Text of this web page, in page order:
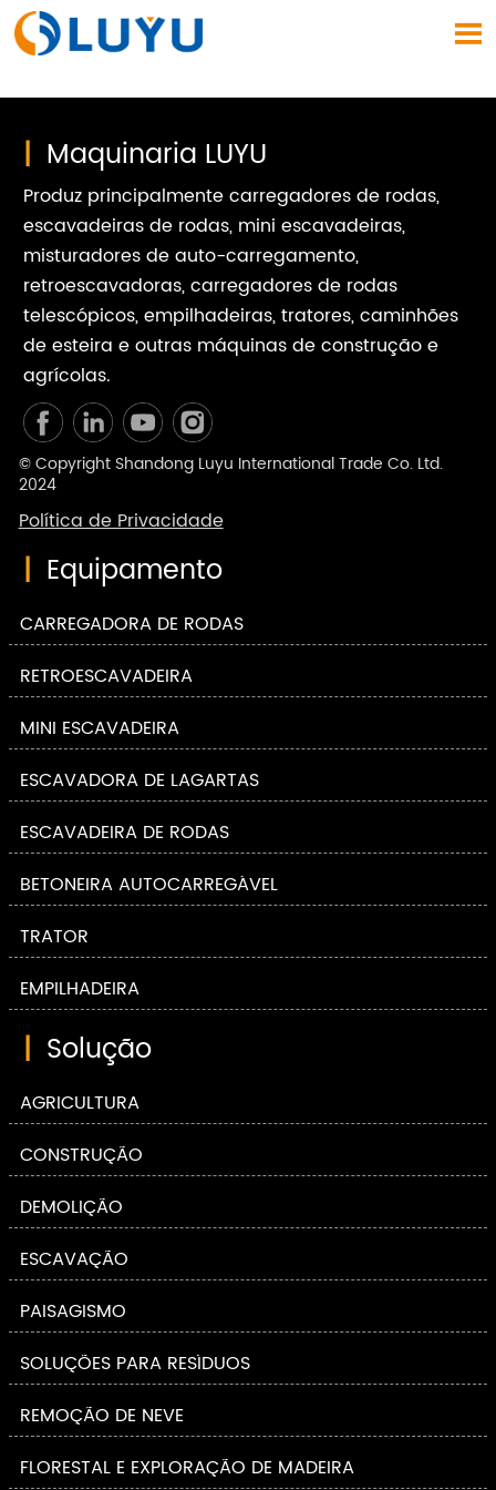

| Maquinaria LUYU
Produz principalmente carregadores de rodas,
escavadeiras de rodas, mini escavadeiras,
misturadores de auto-carregamento,
retroescavadoras, carregadores de rodas
telescópicos, empilhadeiras, tratores, caminhões
de esteira e outras máquinas de construção e
agrícolas.
© Copyright Shandong Luyu International Trade Co. Ltd.
2024
Política de Privacidade
| Equipamento
CARREGADORA DE RODAS
RETROESCAVADEIRA
MINI ESCAVADEIRA
ESCAVADORA DE LAGARTAS
ESCAVADEIRA DE RODAS
BETONEIRA AUTOCARREGÁVEL
TRATOR
EMPILHADEIRA
| Solução
AGRICULTURA
CONSTRUÇÃO
DEMOLIÇÃO
ESCAVAÇÃO
PAISAGISMO
SOLUÇÕES PARA RESÍDUOS
REMOÇÃO DE NEVE
FLORESTAL E EXPLORAÇÃO DE MADEIRA